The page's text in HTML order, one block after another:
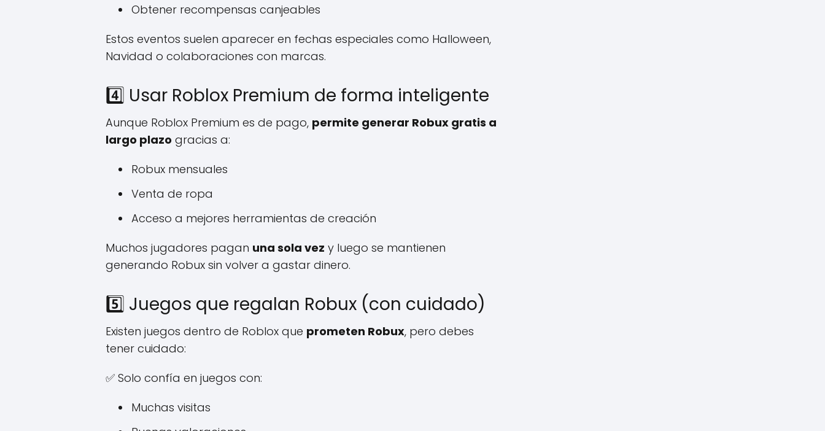
Obtener recompensas canjeables
Estos eventos suelen aparecer en fechas especiales como Halloween,
Navidad o colaboraciones con marcas.
4️⃣ Usar Roblox Premium de forma inteligente
Aunque Roblox Premium es de pago, permite generar Robux gratis a
largo plazo gracias a:
Robux mensuales
Venta de ropa
Acceso a mejores herramientas de creación
Muchos jugadores pagan una sola vez y luego se mantienen
generando Robux sin volver a gastar dinero.
5️⃣ Juegos que regalan Robux (con cuidado)
Existen juegos dentro de Roblox que prometen Robux, pero debes
tener cuidado:
✅ Solo confía en juegos con:
Muchas visitas